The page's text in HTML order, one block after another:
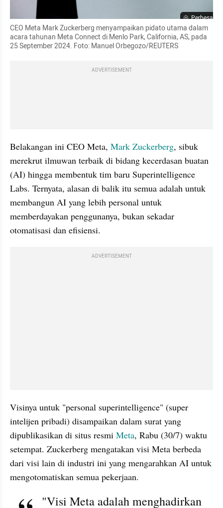
Perbesar
CEO Meta Mark Zuckerberg menyampaikan pidato utama dalam
acara tahunan Meta Connect di Menlo Park, California, AS, pada
25 September 2024. Foto: Manuel Orbegozo/REUTERS
ADVERTISEMENT
Belakangan ini CEO Meta, Mark Zuckerberg, sibuk
merekrut ilmuwan terbaik di bidang kecerdasan buatan
(AI) hingga membentuk tim baru Superintelligence
Labs. Ternyata, alasan di balik itu semua adalah untuk
membangun AI yang lebih personal untuk
memberdayakan penggunanya, bukan sekadar
otomatisasi dan efisiensi.
ADVERTISEMENT
Visinya untuk "personal superintelligence" (super
intelijen pribadi) disampaikan dalam surat yang
dipublikasikan di situs resmi Meta, Rabu (30/7) waktu
setempat. Zuckerberg mengatakan visi Meta berbeda
dari visi lain di industri ini yang mengarahkan AI untuk
mengotomatiskan semua pekerjaan.
"Visi Meta adalah menghadirkan